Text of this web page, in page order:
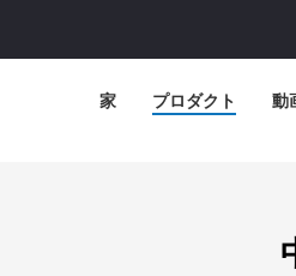
家 プロダクト 動